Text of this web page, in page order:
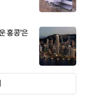
홍콩'은